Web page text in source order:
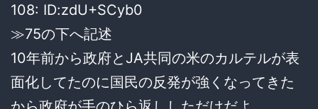
108: ID:zdU+SCyb0
≫75の下へ記述
10年前から政府とJA共同の米のカルテルが表
面化してたのに国民の反発が強くなってきた